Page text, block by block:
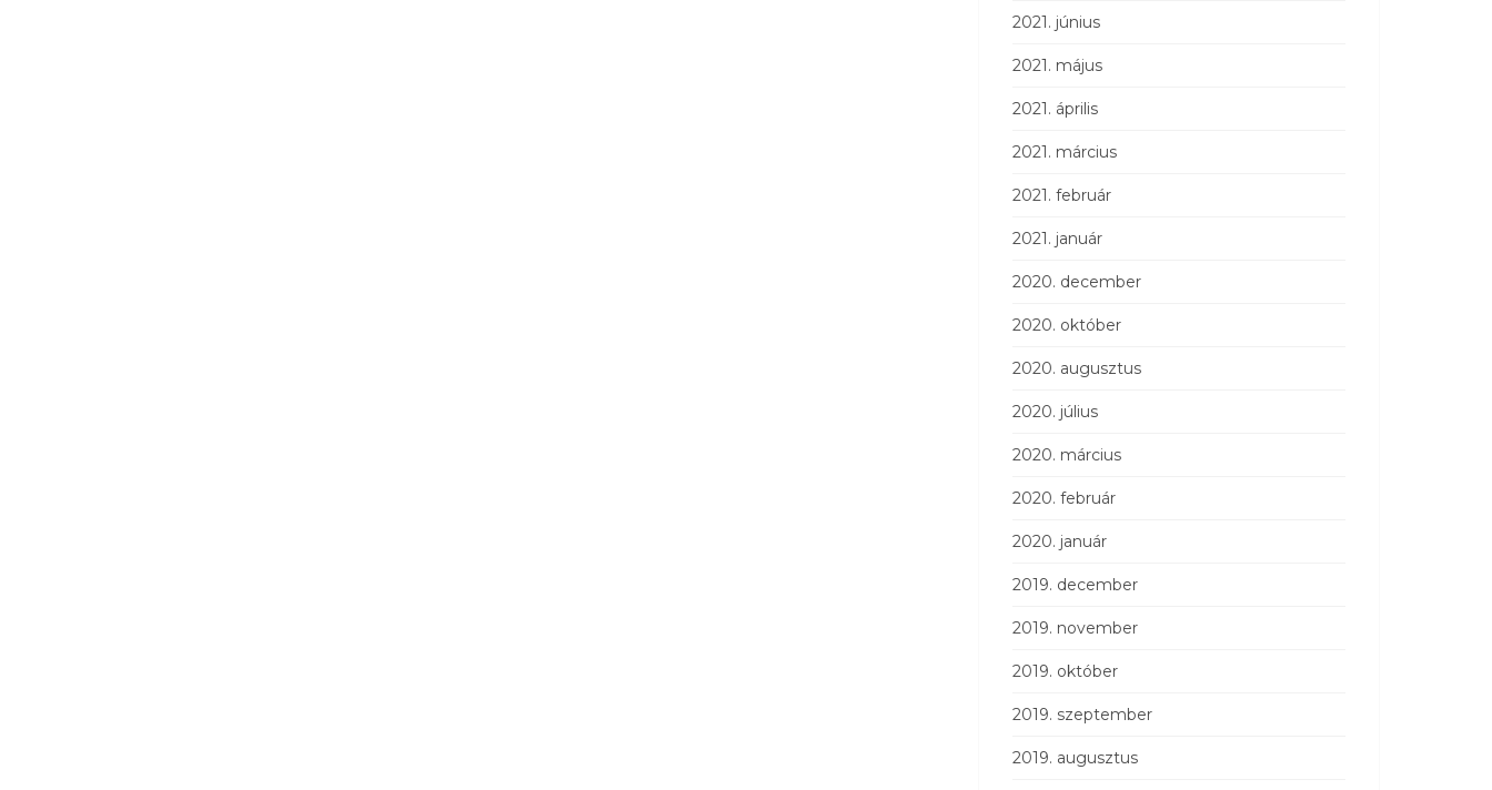
2021. június
2021. május
2021. április
2021. március
2021. február
2021. január
2020. december
2020. október
2020. augusztus
2020. július
2020. március
2020. február
2020. január
2019. december
2019. november
2019. október
2019. szeptember
2019. augusztus